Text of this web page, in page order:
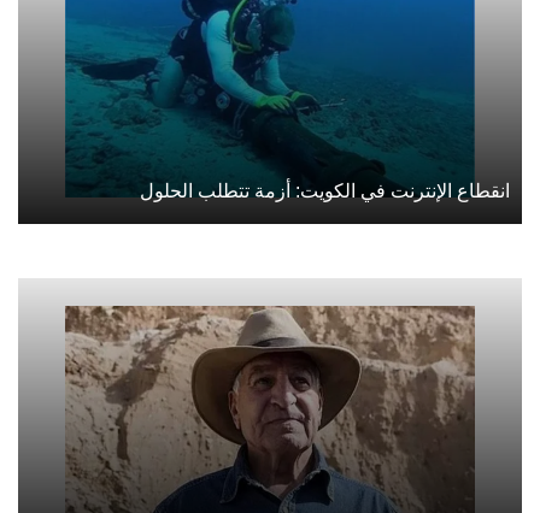
انقطاع الإنترنت في الكويت: أزمة تتطلب الحلول